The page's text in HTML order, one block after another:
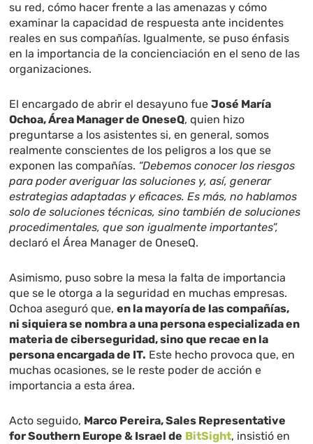
su red, cómo hacer frente a las amenazas y cómo
examinar la capacidad de respuesta ante incidentes
reales en sus compañías. Igualmente, se puso énfasis
en la importancia de la concienciación en el seno de las
organizaciones.
El encargado de abrir el desayuno fueJosé María
Ochoa, Área Manager de OneseQ, quien hizo
preguntarse a los asistentes si, en general, somos
realmente conscientes de los peligros a los que se
exponen las compañías. “Debemos conocer los riesgos
para poder averiguar las soluciones y, así, generar
estrategias adaptadas y eficaces. Es más, no hablamos
solo de soluciones técnicas, sino también de soluciones
procedimentales, que son igualmente importantes”,
declaró el Área Manager de OneseQ.
Asimismo, puso sobre la mesa la falta de importancia
que se le otorga a la seguridad en muchas empresas.
Ochoa aseguró que,en la mayoría de las compañías,
ni siquiera se nombra a una persona especializada en
materia de ciberseguridad, sino que recae en la
persona encargada de IT. Este hecho provoca que, en
muchas ocasiones, se le reste poder de acción e
importancia a esta área.
Acto seguido, Marco Pereira, Sales Representative
for Southern Europe & Israel de BitSight, insistió en